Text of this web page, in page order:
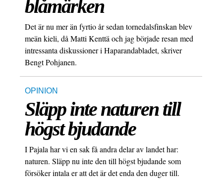
blåmärken
Det är nu mer än fyrtio år sedan tornedalsfinskan blev
meän kieli, då Matti Kenttä och jag började resan med
intressanta diskussioner i Haparandabladet, skriver
Bengt Pohjanen.
OPINION
Släpp inte naturen till
högst bjudande
I Pajala har vi en sak få andra delar av landet har:
naturen. Släpp nu inte den till högst bjudande som
försöker intala er att det är det enda den duger till.